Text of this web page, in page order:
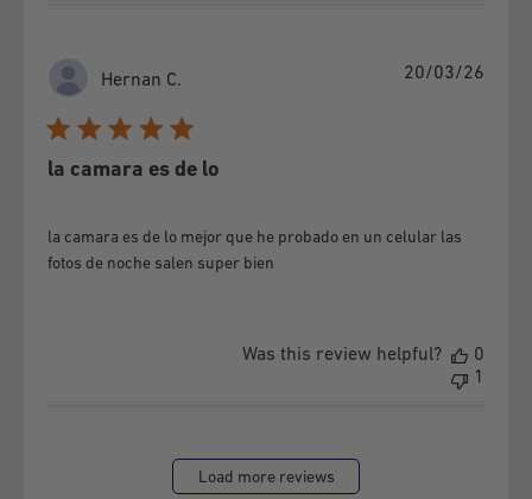
Hernan C.
la camara es de lo
la camara es de lo mejor que he probado en un celular las
fotos de noche salen super bien
20/03/26
Was this review helpful?
0
1
Load more reviews